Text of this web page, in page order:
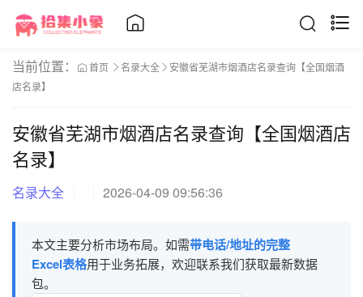
当前位置： 首页 名录大全
安徽省芜湖市烟酒店名录查询【全国烟酒
店名录】
安徽省芜湖市烟酒店名录查询【全国烟酒店
名录】
名录大全 2026-04-09 09:56:36
本文主要分析市场布局。如需带电话/地址的完整
Excel表格用于业务拓展，欢迎联系我们获取最新数据
包。